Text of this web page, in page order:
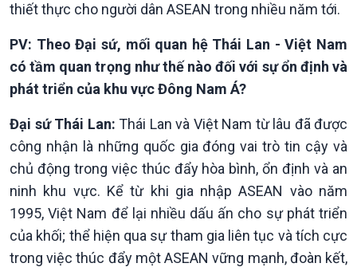
thiết thực cho người dân ASEAN trong nhiều năm tới.
PV: Theo Đại sứ, mối quan hệ Thái Lan - Việt Nam
có tầm quan trọng như thế nào đối với sự ổn định và
phát triển của khu vực Đông Nam Á?
Đại sứ Thái Lan: Thái Lan và Việt Nam từ lâu đã được
công nhận là những quốc gia đóng vai trò tin cậy và
chủ động trong việc thúc đẩy hòa bình, ổn định và an
ninh khu vực. Kể từ khi gia nhập ASEAN vào năm
1995, Việt Nam để lại nhiều dấu ấn cho sự phát triển
của khối; thể hiện qua sự tham gia liên tục và tích cực
trong việc thúc đẩy một ASEAN vững mạnh, đoàn kết,